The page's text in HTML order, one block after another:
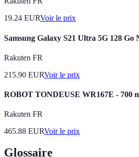
19.24 EURVoir le prix
Samsung Galaxy S21 Ultra 5G 128 Go
Rakuten FR
215.90 EURVoir le prix
ROBOT TONDEUSE WR167E - 700
Rakuten FR
465.88 EURVoir le prix
Glossaire